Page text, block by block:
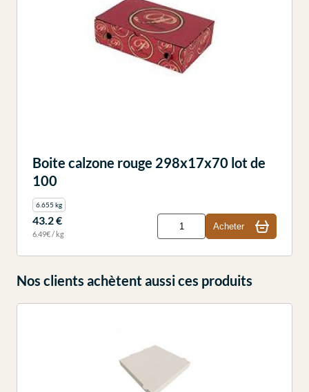
Boite calzone rouge 298x17x70 lot de
100
6.655 kg
43.2 €
6.49€ / kg
Acheter
Nos clients achètent aussi ces produits